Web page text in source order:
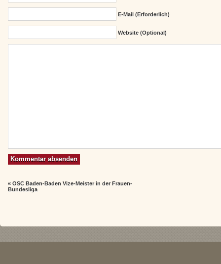
E-Mail (erforderlich)
Website (Optional)
«OSC Baden-Baden Vize-Meister in der Frauen-
Bundesliga